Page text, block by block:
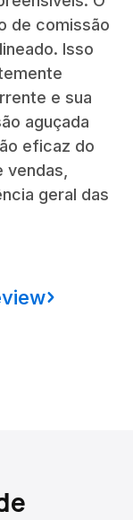
de comissão
Isso
e sua
aguçada
eficaz do
geral das